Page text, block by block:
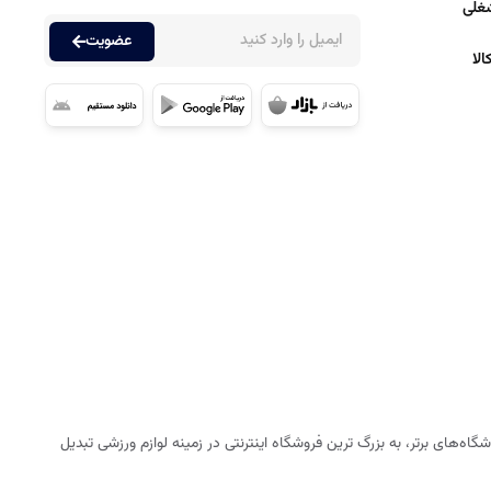
عضویت
برتر، به بزرگ ترین فروشگاه اینترنتی در زمینه لوازم ورزشی تبدیل